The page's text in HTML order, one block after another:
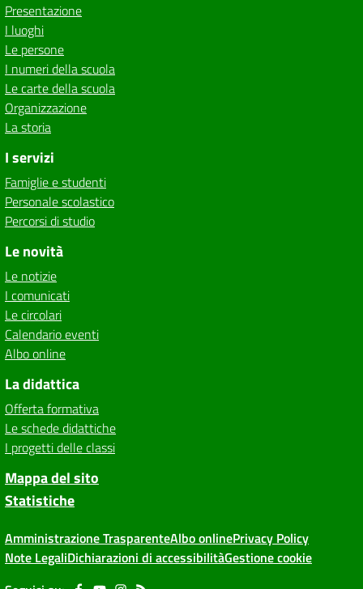
Presentazione
I luoghi
Le persone
I numeri della scuola
Le carte della scuola
Organizzazione
La storia
I servizi
Famiglie e studenti
Personale scolastico
Percorsi di studio
Le novità
Le notizie
I comunicati
Le circolari
Calendario eventi
Albo online
La didattica
Offerta formativa
Le schede didattiche
I progetti delle classi
Mappa del sito
Statistiche
Amministrazione TrasparenteAlbo onlinePrivacy Policy
Note LegaliDichiarazioni di accessibilitàGestione cookie